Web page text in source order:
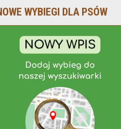
WYBIEGI DLA PSÓW